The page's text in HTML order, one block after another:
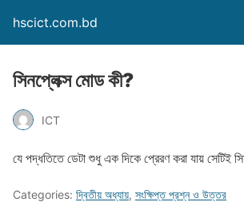
hscict.com.bd
সিনপ্লেক্স মোড কী?
ICT
যে পদ্ধতিতে ডেটা শুধু এক দিকে প্রেরণ করা যায় সেটিই
Categories: দ্বিতীয় অধ্যায়, সংক্ষিপ্ত প্রশ্ন ও উত্তর